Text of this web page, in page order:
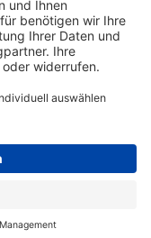
genau
anderem Tinte
– großer sowie
Fachhandel für
den Alltag mit
macht, finden Sie
Beleuchtung,
Angebote und